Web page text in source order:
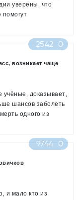
уверены, что
помогут
2542 0
возникает чаще
учёные, доказывает,
шансов заболеть
одного из
9744 0
и мало кто из